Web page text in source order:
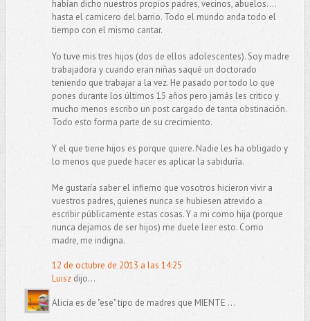
habían dicho nuestros propios padres, vecinos, abuelos....
hasta el carnicero del barrio. Todo el mundo anda todo el
tiempo con el mismo cantar.
Yo tuve mis tres hijos (dos de ellos adolescentes). Soy madre
trabajadora y cuando eran niñas saqué un doctorado
teniendo que trabajar a la vez. He pasado por todo lo que
pones durante los últimos 15 años pero jamás les critico y
mucho menos escribo un post cargado de tanta obstinación.
Todo esto forma parte de su crecimiento.
Y el que tiene hijos es porque quiere. Nadie les ha obligado y
lo menos que puede hacer es aplicar la sabiduría.
Me gustaría saber el infierno que vosotros hicieron vivir a
vuestros padres, quienes nunca se hubiesen atrevido a
escribir públicamente estas cosas. Y a mi como hija (porque
nunca dejamos de ser hijos) me duele leer esto. Como
madre, me indigna.
12 de octubre de 2013 a las 14:25
Luiszdijo...
Alicia es de "ese" tipo de madres que MIENTE ...